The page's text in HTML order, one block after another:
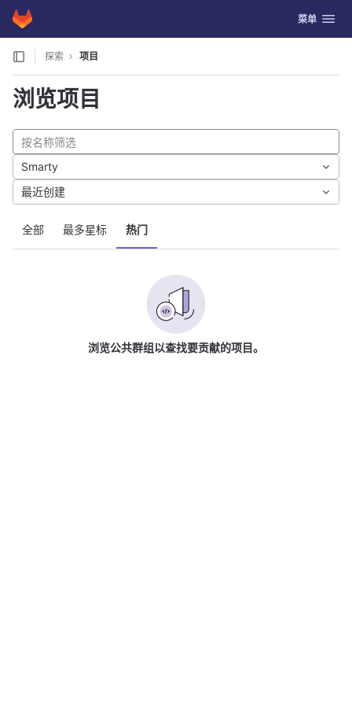
Skip to content
GitLab 切换导航
菜单
探索 项目
浏览项目
全部 最多星标 热门
Smarty
最近创建
浏览公共群组以查找要贡献的项目。